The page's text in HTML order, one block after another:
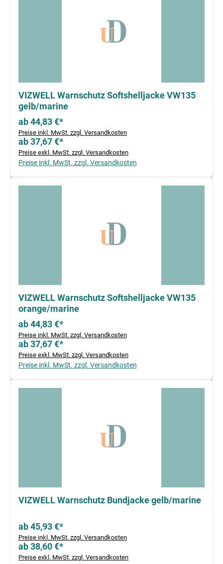
VIZWELL Warnschutz Softshelljacke VW135
gelb/marine
ab 44,83 €*
Preise inkl. MwSt. zzgl. Versandkosten
ab 37,67 €*
Preise exkl. MwSt. zzgl. Versandkosten
Preise inkl. MwSt. zzgl. Versandkosten
VIZWELL Warnschutz Softshelljacke VW135
orange/marine
ab 44,83 €*
Preise inkl. MwSt. zzgl. Versandkosten
ab 37,67 €*
Preise exkl. MwSt. zzgl. Versandkosten
Preise inkl. MwSt. zzgl. Versandkosten
VIZWELL Warnschutz Bundjacke gelb/marine
ab 45,93 €*
Preise inkl. MwSt. zzgl. Versandkosten
ab 38,60 €*
Preise exkl. MwSt. zzgl. Versandkosten